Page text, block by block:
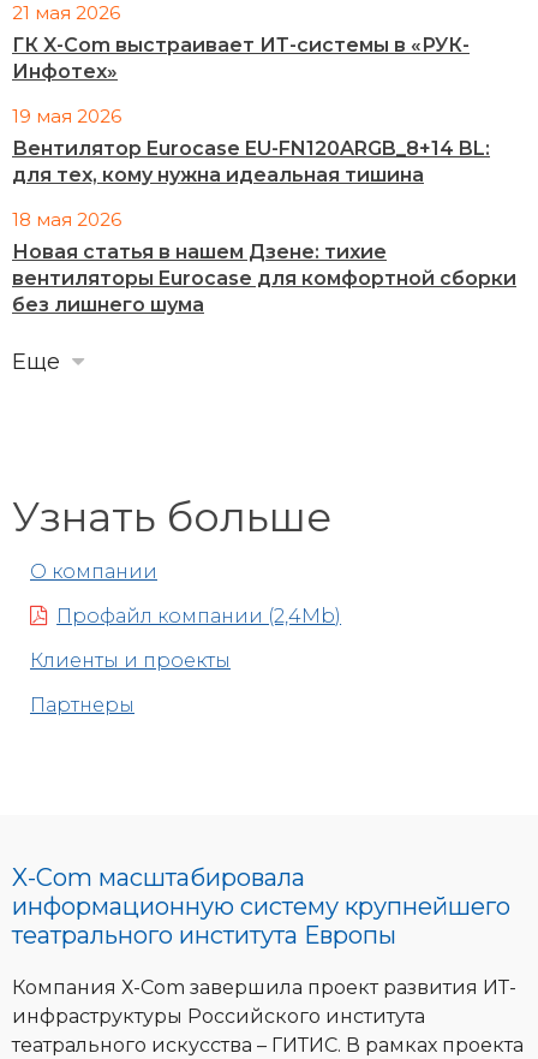
21 мая 2026
ГК X-Com выстраивает ИТ-системы в «РУК-
Инфотех»
19 мая 2026
Вентилятор Eurocase EU-FN120ARGB_8+14 BL:
для тех, кому нужна идеальная тишина
18 мая 2026
Новая статья в нашем Дзене: тихие
вентиляторы Eurocase для комфортной сборки
без лишнего шума
Еще
Узнать больше
О компании
Профайл компании (2,4Mb)
Клиенты и проекты
Партнеры
X-Com масштабировала
информационную систему крупнейшего
театрального института Европы
Компания Х-Com завершила проект развития ИТ-
инфраструктуры Российского института
театрального искусства – ГИТИС. В рамках проекта